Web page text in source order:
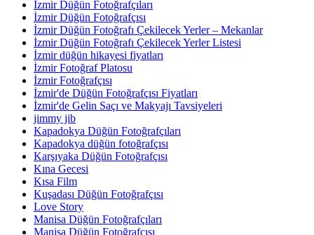
İzmir Düğün Fotoğrafçıları
İzmir Düğün Fotoğrafçısı
İzmir Düğün Fotoğrafı Çekilecek Yerler – Mekanlar
İzmir Düğün Fotoğrafı Çekilecek Yerler Listesi
İzmir düğün hikayesi fiyatları
İzmir Fotoğraf Platosu
İzmir Fotoğrafçısı
İzmir'de Düğün Fotoğrafçısı Fiyatları
İzmir'de Gelin Saçı ve Makyajı Tavsiyeleri
jimmy jib
Kapadokya Düğün Fotoğrafçıları
Kapadokya düğün fotoğrafçısı
Karşıyaka Düğün Fotoğrafçısı
Kına Gecesi
Kısa Film
Kuşadası Düğün Fotoğrafçısı
Love Story
Manisa Düğün Fotoğrafçıları
Manisa Düğün Fotoğrafçısı